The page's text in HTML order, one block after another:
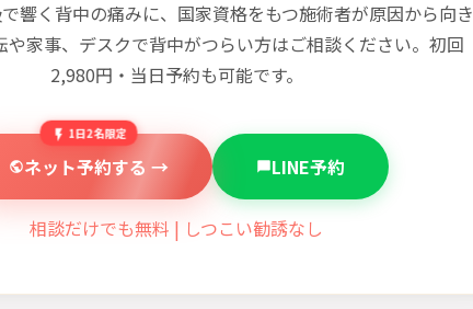
響く背中の痛みに、国家資格をもつ施術者が原因から向き
や家事、デスクで背中がつらい方はご相談ください。初回
2,980円・当日予約も可能です。
1日2名限定
ネット予約する → LINE予約
相談だけでも無料 | しつこい勧誘なし